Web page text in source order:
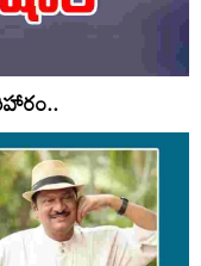
55 వేల పరిహారం..